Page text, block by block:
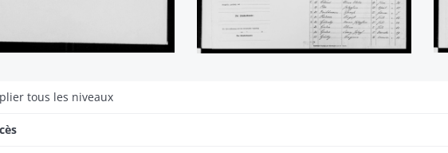
tous les niveaux